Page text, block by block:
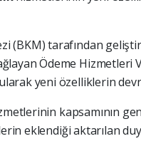
(BKM) tarafından
Ödeme Hizmetleri
yeni özelliklerin
kapsamının
eklendiği aktarılan